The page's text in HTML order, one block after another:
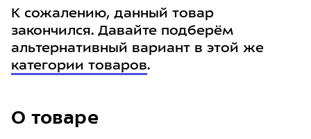
О товаре
К сожалению, данный товар
закончился. Давайте подберём
альтернативный вариант в этой же
категории товаров.